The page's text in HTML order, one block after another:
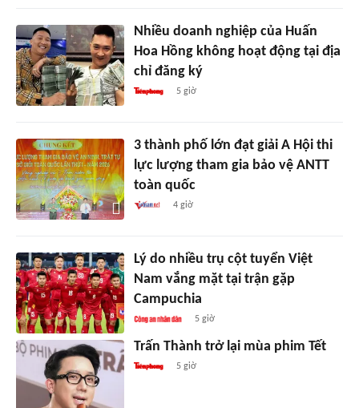
Nhiều doanh nghiệp của Huấn
Hoa Hồng không hoạt động tại địa
chỉ đăng ký
5 giờ
3 thành phố lớn đạt giải A Hội thi
lực lượng tham gia bảo vệ ANTT
toàn quốc
4 giờ
Lý do nhiều trụ cột tuyển Việt
Nam vắng mặt tại trận gặp
Campuchia
5 giờ
Trấn Thành trở lại mùa phim Tết
5 giờ